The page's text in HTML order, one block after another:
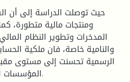
حيث توصلت الدراسة إلى أن
ومنتجات مالية متطورة،
المدخرات وتطوير النظام
والنامية خاصة، فان ملكية
الرسمية تحسنت إلى مستوى
المؤسسات المالية لا تزال منخفضة جدا.